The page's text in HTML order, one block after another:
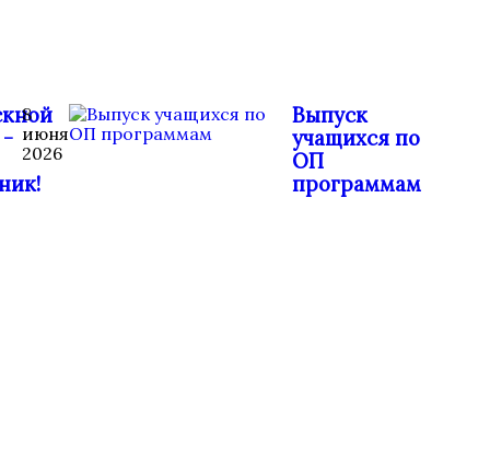
-
8
июня
2026
Выпуск
учащихся по
ОП
программам